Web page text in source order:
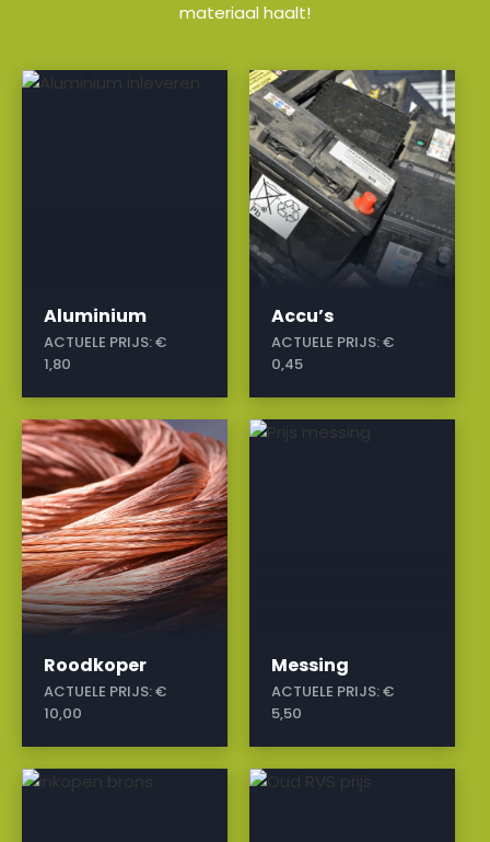
materiaal haalt!
Aluminium
ACTUELE PRIJS:€
1,80
a
Accu’s
ACTUELE PRIJS:€
0,45
a
Roodkoper
ACTUELE PRIJS:€
10,00
a
Messing
ACTUELE PRIJS:€
5,50
a
a a